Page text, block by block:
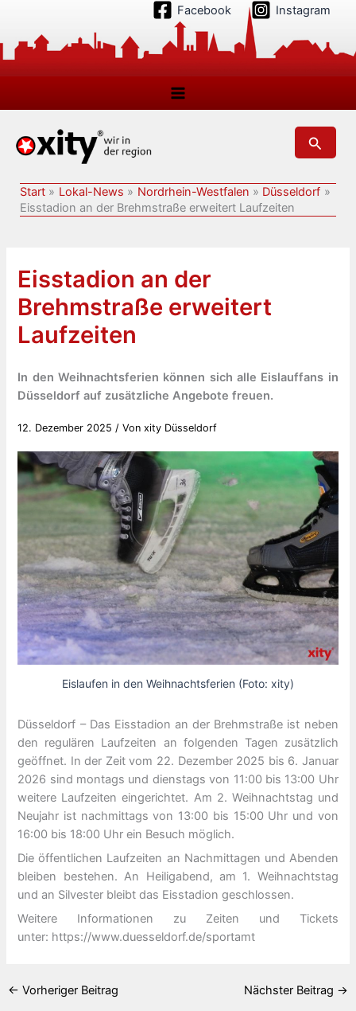
springen
Facebook Instagram
Suchen
Start Lokal-News Nordrhein-Westfalen
Düsseldorf
Eisstadion an der Brehmstraße erweitert Laufzeiten
Eisstadion an der
Brehmstraße erweitert
Laufzeiten
In den Weihnachtsferien können sich alle Eislauffans in
Düsseldorf auf zusätzliche Angebote freuen.
12. Dezember 2025 / Vonxity Düsseldorf
Eislaufen in den Weihnachtsferien (Foto: xity)
Düsseldorf – Das Eisstadion an der Brehmstraße ist neben
den regulären Laufzeiten an folgenden Tagen zusätzlich
geöffnet. In der Zeit vom 22. Dezember 2025 bis 6. Januar
2026 sind montags und dienstags von 11:00 bis 13:00 Uhr
weitere Laufzeiten eingerichtet. Am 2. Weihnachtstag und
Neujahr ist nachmittags von 13:00 bis 15:00 Uhr und von
16:00 bis 18:00 Uhr ein Besuch möglich.
Die öffentlichen Laufzeiten an Nachmittagen und Abenden
bleiben bestehen. An Heiligabend, am 1. Weihnachtstag
und an Silvester bleibt das Eisstadion geschlossen.
Weitere Informationen zu Zeiten und Tickets
unter: https://www.duesseldorf.de/sportamt
← Vorheriger Beitrag Nächster Beitrag →